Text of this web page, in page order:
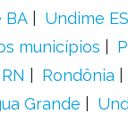
BA Undime ES
municípios
Rondônia
Grande